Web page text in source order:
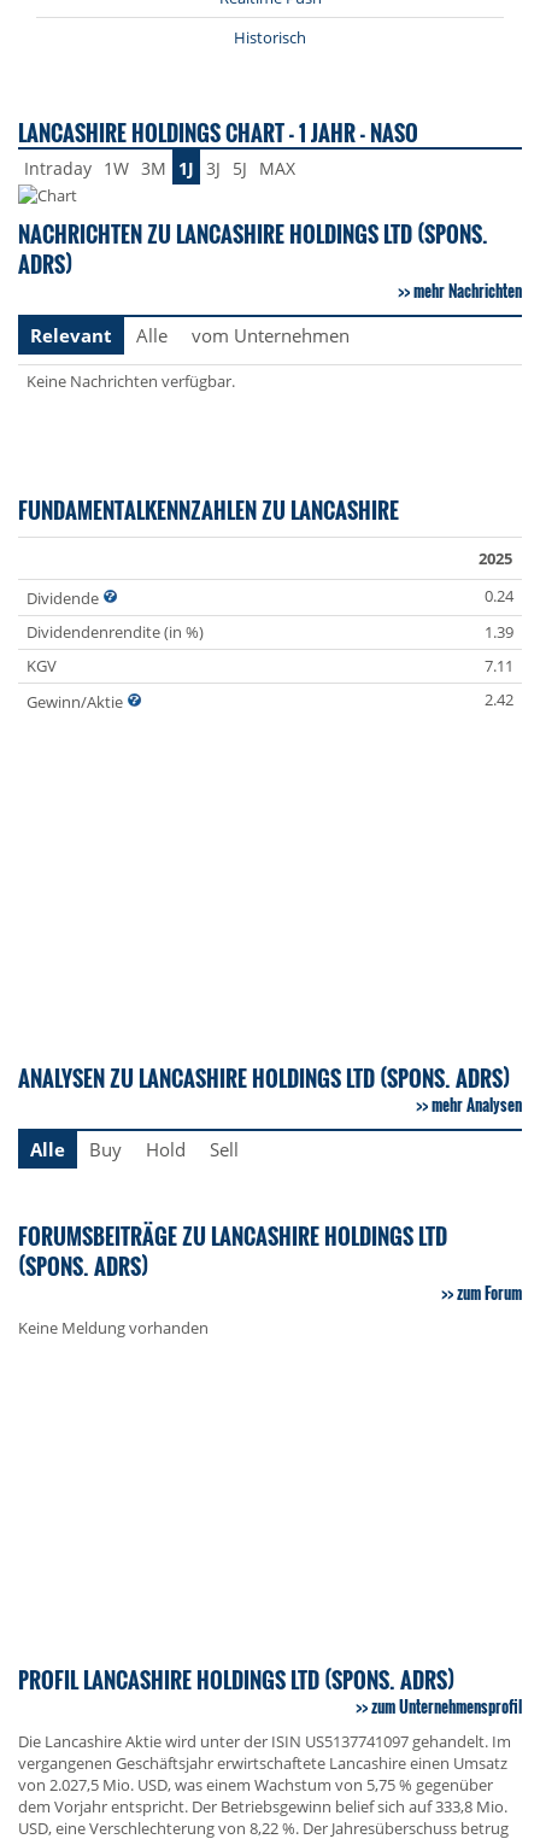
Historisch
LANCASHIRE HOLDINGS CHART - 1 JAHR - NASO
Intraday 1W 3M 1J 3J 5J MAX
NACHRICHTEN ZU LANCASHIRE HOLDINGS LTD (SPONS.
ADRS)
mehr Nachrichten
Relevant
Alle vom Unternehmen
Keine Nachrichten verfügbar.
FUNDAMENTALKENNZAHLEN ZU LANCASHIRE
2025
Dividende
0.24
Dividendenrendite (in %)
1.39
KGV
7.11
Gewinn/Aktie
2.42
ANALYSEN ZU LANCASHIRE HOLDINGS LTD (SPONS. ADRS)
mehr Analysen
Alle
Buy Hold Sell
FORUMSBEITRÄGE ZU LANCASHIRE HOLDINGS LTD
(SPONS. ADRS)
zum Forum
Keine Meldung vorhanden
PROFIL LANCASHIRE HOLDINGS LTD (SPONS. ADRS)
zum Unternehmensprofil
Die Lancashire Aktie wird unter der ISIN US5137741097 gehandelt. Im
vergangenen Geschäftsjahr erwirtschaftete Lancashire einen Umsatz
von 2.027,5 Mio. USD, was einem Wachstum von 5,75 % gegenüber
dem Vorjahr entspricht. Der Betriebsgewinn belief sich auf 333,8 Mio.
USD, eine Verschlechterung von 8,22 %. Der Jahresüberschuss betrug